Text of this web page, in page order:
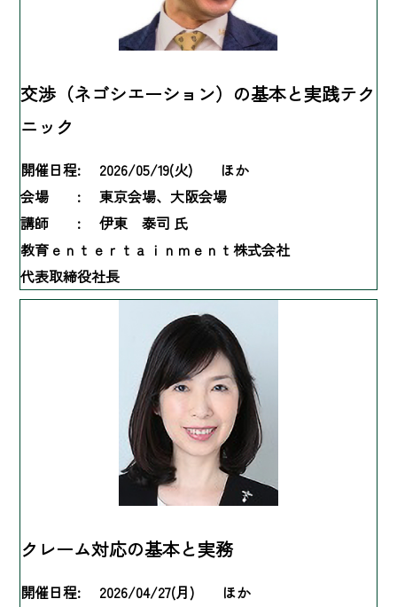
交渉（ネゴシエーション）の基本と実践テク
ニック
開催日程:
2026/05/19(火) ほか
会場 :
東京会場、大阪会場
講師 :
伊東 泰司 氏
教育ｅｎｔｅｒｔａｉｎｍｅｎｔ株式会社
代表取締役社長
クレーム対応の基本と実務
開催日程:
2026/04/27(月) ほか